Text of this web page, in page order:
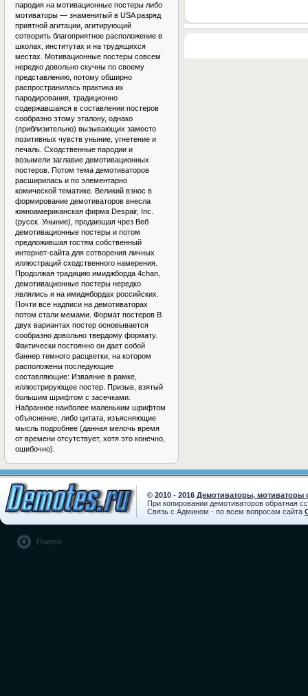
пародия на мотивационные постеры либо
мотиваторы — знаменитый в USA разряд
приятной агитации, агитирующий
сотворить благоприятное расположение в
школах, институтах и на трудящихся
местах. Мотивационные постеры совсем
нередко довольно скучны по своему
представлению, потому обширно
распространилась практика их
пародирования, традиционно
содержавшаяся в составлении постеров
сообразно этому эталону, однако
(приблизительно) вызывающих заместо
позитивных чувств уныние, угнетение и
печаль. Сходственные пародии и
возымели заглавие демотивационных
постеров. Потом тема демотиваторов
расширилась и по элементарно
комической тематике. Великий взнос в
формирование демотиваторов внесла
южноамериканская фирма Despair, Inc.
(русск. Уныние), продающая чрез Веб
демотивационные постеры и потом
предложившая гостям собственный
интернет-сайта для сотворения личных
иллюстраций сходственного намерения.
Продолжая традицию имиджборда 4chan,
демотивационные постеры нередко
являлись и на имиджбордах российских.
Почти все надписи на демотиваторах
потом стали мемами. Формат постеров В
двух вариантах постер основывается
сообразно довольно твердому формату.
Фактически постоянно он дает собой
баннер темного расцветки, на котором
расположены последующие
составляющие: Изваяние в рамке,
иллюстрирующее постер. Призыв, взятый
большим шрифтом с засечками.
Набранное наиболее маленьким шрифтом
объяснение, либо цитата, изъясняющие
мысль подробнее (данная мелочь время
от времени отсутствует, хотя это конечно,
ошибочно).
© 2010 - 2016 Демотиваторы, мотиваторы
При копировании демотиваторов обратная
Связь с Админом - по всем вопросам сайта
Наверх